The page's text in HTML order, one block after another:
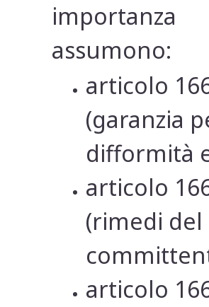
importanza
assumono:
articolo
(garanzia
difformità
articolo
(rimedi del
articolo